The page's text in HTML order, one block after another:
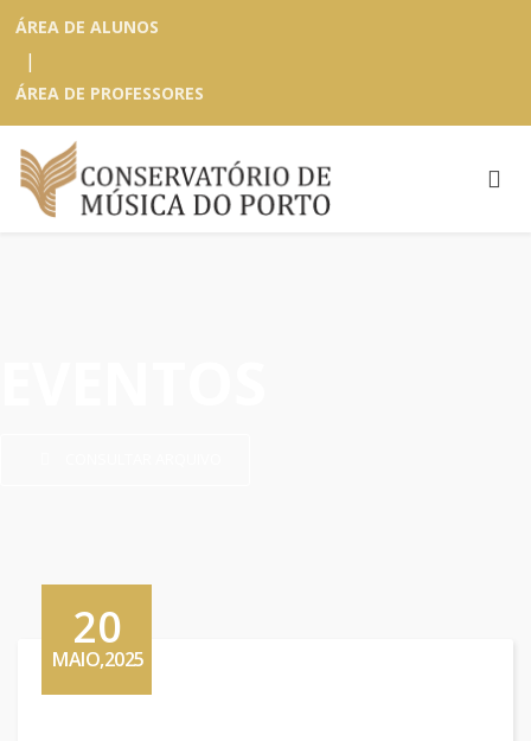
ÁREA DE ALUNOS
|
ÁREA DE PROFESSORES
20
MAIO,2025